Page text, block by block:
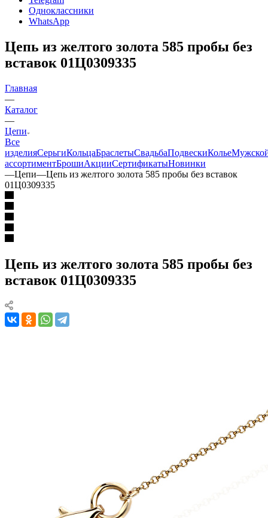
Одноклассники
WhatsApp
Цепь из желтого золота 585 пробы без
вставок 01Ц0309335
Главная
—
Каталог
—
Цепи
Все
изделияСерьгиКольцаБраслетыСвадьбаПодвескиКолье
ассортиментБрошиАкцииСертификатыНовинки
—Цепи—Цепь из желтого золота 585 пробы без вставок
01Ц0309335
Цепь из желтого золота 585 пробы без
вставок 01Ц0309335